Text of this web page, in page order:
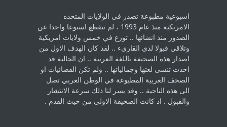
اسبوعية مطبوعة تصدر في الولايات المتحده
الامريكية منذ عام 1993 ، لم ‏تنقطع اسبوعا واحدا عن
الصدور منذ انشائها .. توزع في خمس ولايات امريكية
‏وتلاقي قبولا لدى القارىء ..‏ لقد كان الهدف الاول من
اصدار هذه الصحيفة باللغة العربية .. ان الجالية قد
اخذت ‏تنسى لغتها وجمالياتها .. ولم تكن الفضائيات او
الصحف العربية المطبوعة في الوطن ‏العربي تصل
الى هذه الناحية .. وقد يسر لنا ذلك سرعة الانتشار
والقبول . اذ كانت ‏الصحيفة الاولى من حيث القدم . ‏